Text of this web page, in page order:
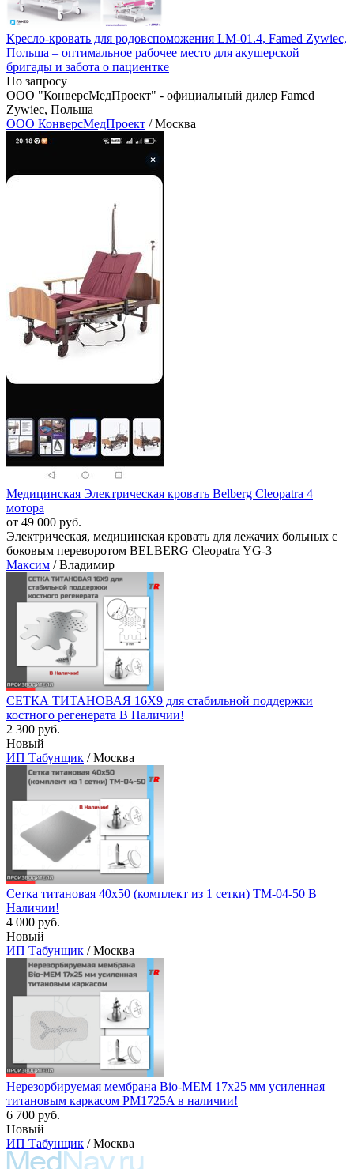
Кресло-кровать для родовспоможения LM-01.4, Famed Zywiec,
Польша – оптимальное рабочее место для акушерской
бригады и забота о пациентке
По запросу
ООО "КонверсМедПроект" - официальный дилер Famed
Zywiec, Польша
ООО КонверсМедПроект / Москва
Медицинская Электрическая кровать Belberg Cleopatra 4
мотора
от 49 000 руб.
Электрическая, медицинская кровать для лежачих больных с
боковым переворотом BELBERG Cleopatra YG-3
Максим / Владимир
СЕТКА ТИТАНОВАЯ 16Х9 для стабильной поддержки
костного регенерата В Наличии!
2 300 руб.
Новый
ИП Табунщик / Москва
Сетка титановая 40х50 (комплект из 1 сетки) TM-04-50 В
Наличии!
4 000 руб.
Новый
ИП Табунщик / Москва
Нерезорбируемая мембрана Bio-MEM 17x25 мм усиленная
титановым каркасом PM1725A в наличии!
6 700 руб.
Новый
ИП Табунщик / Москва